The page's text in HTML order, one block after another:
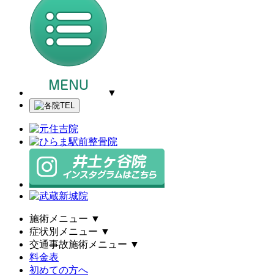
▼
施術メニュー ▼
症状別メニュー ▼
交通事故施術メニュー ▼
料金表
初めての方へ